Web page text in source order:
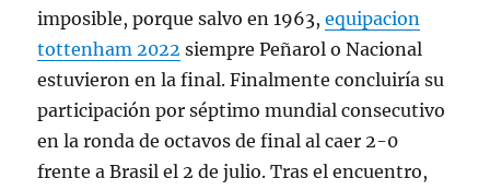
imposible, porque salvo en 1963,equipacion
tottenham 2022 siempre Peñarol o Nacional
estuvieron en la final. Finalmente concluiría su
participación por séptimo mundial consecutivo
en la ronda de octavos de final al caer 2-0
frente a Brasil el 2 de julio. Tras el encuentro,